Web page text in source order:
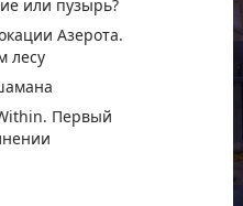
или пузырь?
Азерота.
лесу
Первый